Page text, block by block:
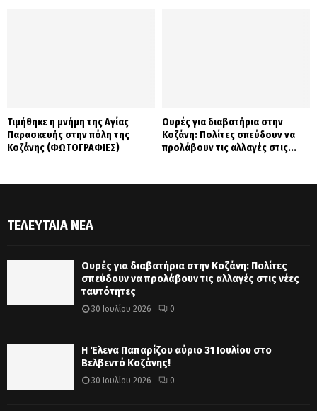
Τιμήθηκε η μνήμη της Αγίας
Παρασκευής στην πόλη της
Κοζάνης (ΦΩΤΟΓΡΑΦΙΕΣ)
Ουρές για διαβατήρια στην
Κοζάνη: Πολίτες σπεύδουν να
προλάβουν τις αλλαγές στις...
ΤΕΛΕΥΤΑΊΑ ΝΈΑ
Ουρές για διαβατήρια στην Κοζάνη: Πολίτες
σπεύδουν να προλάβουν τις αλλαγές στις νέες
ταυτότητες
30 Ιουλίου 2026 0
Η Έλενα Παπαρίζου αύριο 31 Ιουλίου στο
Βελβεντό Κοζάνης!
30 Ιουλίου 2026 0